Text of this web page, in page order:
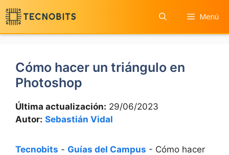
Saltar
al
contenido
Menú
Cómo hacer un triángulo en
Photoshop
Última actualización: 29/06/2023
Autor: Sebastián Vidal
Tecnobits - Guías del Campus - Cómo hacer